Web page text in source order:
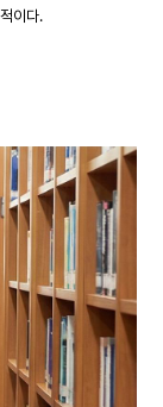
이다.